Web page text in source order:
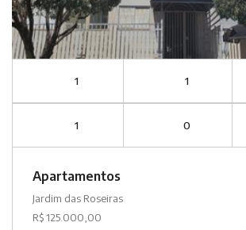
1 1
1 0
Apartamentos
Jardim das Roseiras
R$ 125.000,00